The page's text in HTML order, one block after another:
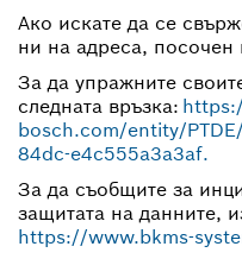
Ако искате да се
ни на адреса, посочен
За да упражните
следната връзка:
bosch.com/entity/
84dc-e4c555a3a3af.
За да съобщите за
защитата на данните,
https://www.bkms-